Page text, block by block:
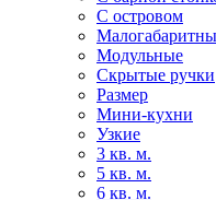
С островом
Модульные
Скрытые ручки
Размер
Мини-кухни
Узкие
3 кв. м.
5 кв. м.
6 кв. м.